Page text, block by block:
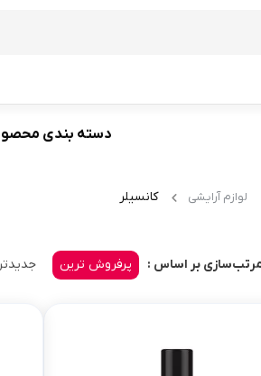
دسته بندی
لوازم آرایشی کانسیلر
بر اساس : پرفروش ترین